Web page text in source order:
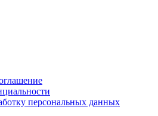
персональных данных